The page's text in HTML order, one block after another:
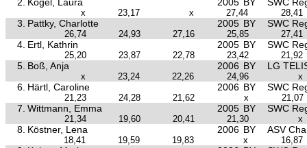
x 23,17 x 27,44 28,41
3. Pattky, Charlotte 2005 BY SWC
26,74 24,93 27,16 25,85 27,41
4. Ertl, Kathrin 2005 BY SWC
25,20 23,87 22,78 23,42 21,92
5. Boß, Anja 2006 BY LG
x 23,24 22,26 24,96 x
6. Härtl, Caroline 2006 BY SWC
21,23 24,28 21,62 x 21,07
7. Wittmann, Emma 2005 BY SWC
21,34 19,60 20,41 21,30 x
8. Köstner, Lena 2006 BY ASV
18,41 19,59 19,83 x 16,87